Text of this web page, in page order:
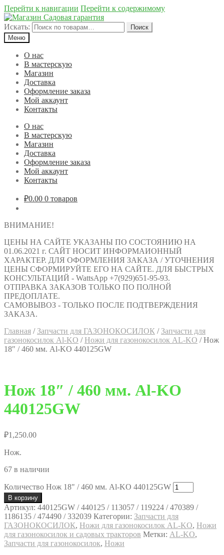
Перейти к навигации Перейти к содержимому
Искать:
Поиск
Меню
О нас
В мастерскую
Магазин
Доставка
Оформление заказа
Мой аккаунт
Контакты
О нас
В мастерскую
Магазин
Доставка
Оформление заказа
Мой аккаунт
Контакты
₽0.00 0 товаров
ВНИМАНИЕ!
ЦЕНЫ НА САЙТЕ УКАЗАНЫ ПО СОСТОЯНИЮ НА
01.06.2021 г. САЙТ НОСИТ ИНФОРМАИОННЫЙ
ХАРАКТЕР. ДЛЯ ОФОРМЛЕНИЯ ЗАКАЗА / УТОЧНЕНИЯ
ЦЕНЫ СФОРМИРУЙТЕ ЕГО НА САЙТЕ. ДЛЯ БЫСТРЫХ
КОНСУЛЬТАЦИЙ - WattsApp +7(929)651-95-93.
ОТПРАВКА ЗАКАЗОВ ТОЛЬКО ПО ПОЛНОЙ
ПРЕДОПЛАТЕ.
САМОВЫВОЗ - ТОЛЬКО ПОСЛЕ ПОДТВЕРЖДЕНИЯ
ЗАКАЗА.
Главная / Запчасти для ГАЗОНОКОСИЛОК / Запчасти для
газонокосилок Al-KO / Ножи для газонокосилок AL-KO /Нож
18″ / 460 мм. Al-KO 440125GW
Нож 18″ / 460 мм. Al-KO
440125GW
₽1,250.00
Нож.
67 в наличии
Количество Нож 18" / 460 мм. Al-KO 440125GW
В корзину
Артикул: 440125GW / 440125 / 113057 / 119224 / 470389 /
1186135 / 474490 / 332039 Категории: Запчасти для
ГАЗОНОКОСИЛОК, Ножи для газонокосилок AL-KO, Ножи
для газонокосилок и садовых тракторов Метки: AL-KO,
Запчасти для газонокосилок, Ножи